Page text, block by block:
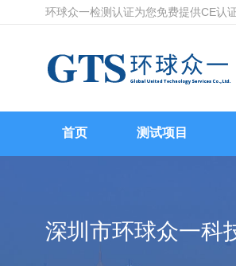
环球众一检测认证为您免费提供CE认
首页 测试项目
深圳市环球众一科